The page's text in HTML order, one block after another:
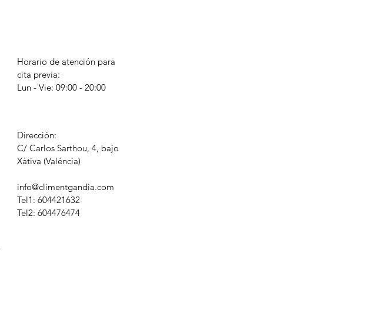
Horario de atención para
cita previa:
Lun - Vie: 09:00 - 20:00
Dirección:
C/ Carlos Sarthou, 4, bajo
​Xàtiva (Valéncia)
info@climentgandia.com
Tel1: 604421632
Tel2: 604476474